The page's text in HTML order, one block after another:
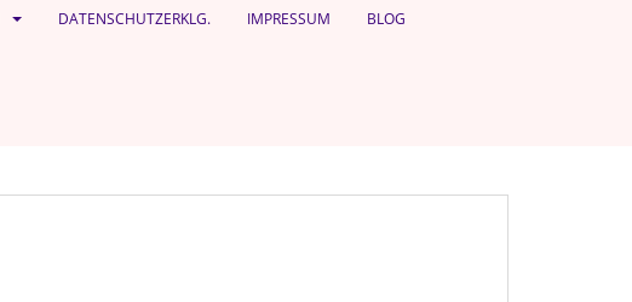
DATENSCHUTZERKLG. IMPRESSUM BLOG